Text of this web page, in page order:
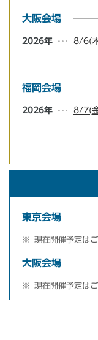
大阪会場
2026年 8/6(
福岡会場
2026年 8/7(
東京会場
現在開催予定はご
大阪会場
現在開催予定はご